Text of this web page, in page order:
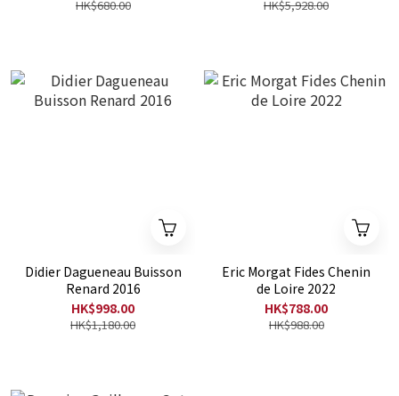
HK$680.00 HK$5,928.00
Didier Dagueneau Buisson
Renard 2016
HK$998.00
HK$1,180.00
Eric Morgat Fides Chenin
de Loire 2022
HK$788.00
HK$988.00